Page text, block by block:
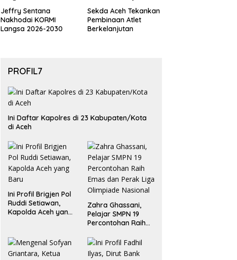
Jeffry Sentana
Nakhodai KORMI
Langsa 2026-2030
Sekda Aceh Tekankan
Pembinaan Atlet
Berkelanjutan
PROFIL7
Ini Daftar Kapolres di 23 Kabupaten/Kota
di Aceh
Ini Profil Brigjen Pol
Ruddi Setiawan,
Kapolda Aceh yang
Zahra Ghassani,
Pelajar SMPN 19
Percontohan Raih
Liga Olimpiade
Nasional